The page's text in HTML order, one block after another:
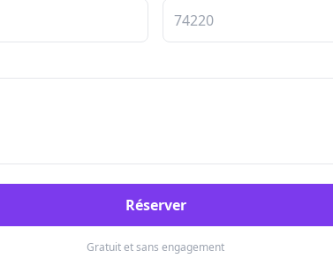
Réserver
Gratuit et sans engagement